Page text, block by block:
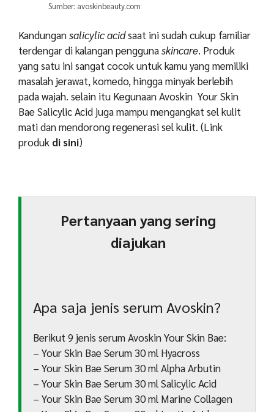
Sumber: avoskinbeauty.com
Kandungansalicylic acidsaat ini sudah cukup familiar
terdengar di kalangan penggunaskincare. Produk
yang satu ini sangat cocok untuk kamu yang memiliki
masalah jerawat, komedo, hingga minyak berlebih
pada wajah. selain itu Kegunaan Avoskin Your Skin
Bae Salicylic Acid juga mampu mengangkat sel kulit
mati dan mendorong regenerasi sel kulit. (Link
produk di sini)
Pertanyaan yang sering
diajukan
Apa saja jenis serum Avoskin?
Berikut 9 jenis serum Avoskin Your Skin Bae:
– Your Skin Bae Serum 30 ml Hyacross
– Your Skin Bae Serum 30 ml Alpha Arbutin
– Your Skin Bae Serum 30 ml Salicylic Acid
– Your Skin Bae Serum 30 ml Marine Collagen